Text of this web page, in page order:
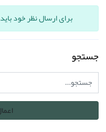
برای ارسال نظر خود باید
جستجو